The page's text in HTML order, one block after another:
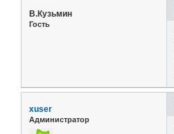
В.Кузьмин
Гость
xuser
Администратор